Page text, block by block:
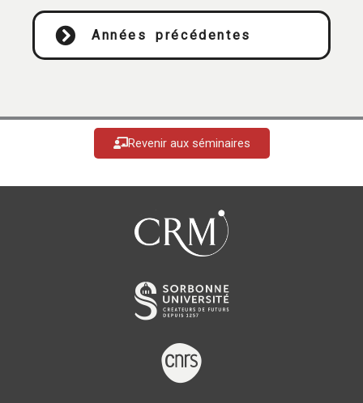
Années précédentes
Revenir aux séminaires